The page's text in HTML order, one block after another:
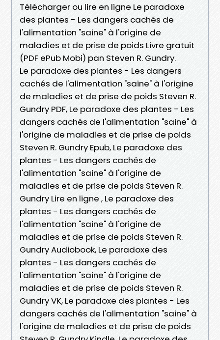
Télécharger ou lire en ligne Le paradoxe
des plantes - Les dangers cachés de
l'alimentation "saine" à l'origine de
maladies et de prise de poids Livre gratuit
(PDF ePub Mobi) pan Steven R. Gundry.
Le paradoxe des plantes - Les dangers
cachés de l'alimentation "saine" à l'origine
de maladies et de prise de poids Steven R.
Gundry PDF, Le paradoxe des plantes - Les
dangers cachés de l'alimentation "saine" à
l'origine de maladies et de prise de poids
Steven R. Gundry Epub, Le paradoxe des
plantes - Les dangers cachés de
l'alimentation "saine" à l'origine de
maladies et de prise de poids Steven R.
Gundry Lire en ligne , Le paradoxe des
plantes - Les dangers cachés de
l'alimentation "saine" à l'origine de
maladies et de prise de poids Steven R.
Gundry Audiobook, Le paradoxe des
plantes - Les dangers cachés de
l'alimentation "saine" à l'origine de
maladies et de prise de poids Steven R.
Gundry VK, Le paradoxe des plantes - Les
dangers cachés de l'alimentation "saine" à
l'origine de maladies et de prise de poids